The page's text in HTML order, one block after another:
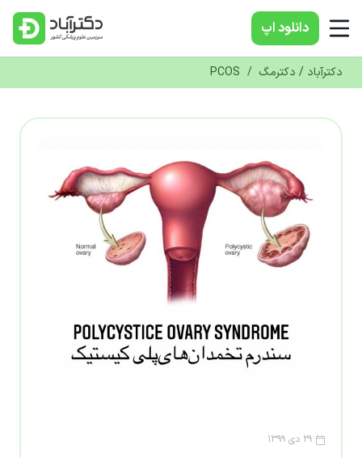
دانلود‌ اپ
دکترآباد / دکترمگ /
PCOS
۲۹ دی ۱۳۹۹